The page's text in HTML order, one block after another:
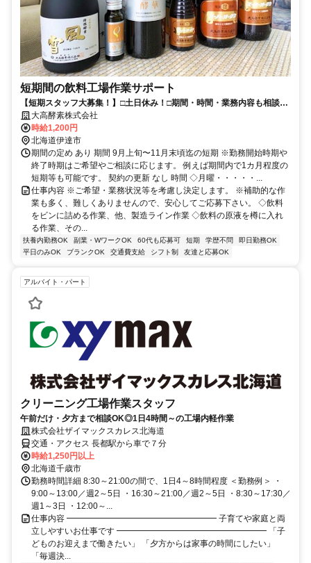
短期間の飲料工場作業サポート
【短期スタッフ大募集！】□土日休み！□期間・時間・業務内容も相談
OK大高酵素株式会社
時給1,200円
北海道伊達市
期間の定め あり 期間 9月上旬〜11月末頃迄の短期 ※勤務開始時期や
終了時期はご希望やご相談に応じます。 例えば期間内で1カ月程度の
短期等も可能です。 契約の更新 なし 時間 ◇月曜・・・・・...
仕事内容 ※ご希望・業務状況等を考慮し決定します。 ※補助的な作
業も多く、難しくありませんので、安心してご応募下さい。 ◇飲料
をビンに詰める作業、他、製造ライン作業 ◇飲料の原液を樽に入れ
る作業、その...
扶養内勤務OK 副業・WワークOK 60代も応募可 短期 学歴不問
即日勤務OK
平日のみOK
ブランクOK 交通費支給 シフト制 友達と応募OK
アルバイト・パート
クリーニング工場作業スタッフ
午前だけ・夕方まで相談OK◎1日4時間～の工場内軽作業
株式会社ザイマックスカレス北海道
交通・アクセス 長都駅から車で７分
時給1,250円以上
北海道千歳市
勤務時間詳細 8:30～21:00の間で、1日4～8時間程度 ＜勤務例＞ ・
9:00～13:00／週2～5日 ・16:30～21:00／週2～5日 ・8:30～17:30／
週1～3日 ・12:00～...
仕事内容 ━━━━━━━━━━━━━━━━━━ 子育てや家庭と両
立しやすいお仕事です ━━━━━━━━━━━━━━━━━━ 「子
どものお迎えまで働きたい」 「夕方からは家事の時間にしたい」
「毎週決...